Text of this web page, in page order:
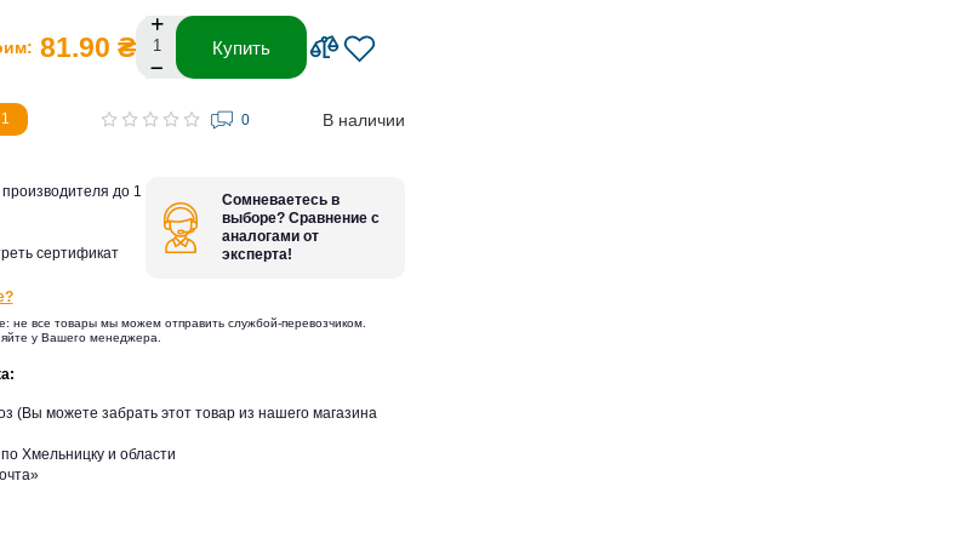
81.90 ₴ Купить
0 В наличии
производителя до 1
сертификат
Сомневаетесь в
выборе? Сравнение с
аналогами от
эксперта!
не все товары мы можем отправить службой-перевозчиком.
у Вашего менеджера.
(Вы можете забрать этот товар из нашего магазина
Хмельницку и области